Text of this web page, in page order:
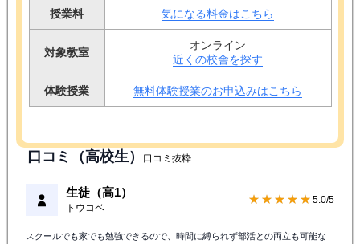
授業料 気になる料金はこちら
対象教室
オンライン
近くの校舎を探す
体験授業 無料体験授業のお申込みはこちら
口コミ（高校生） 口コミ抜粋
生徒（高1）
トウコベ
★★★★★ 5.0/5
スクールでも家でも勉強できるので、時間に縛られず部活との両立も可能な